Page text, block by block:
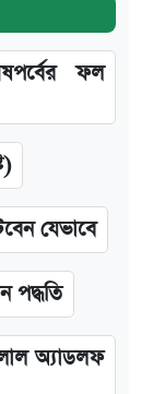
ফল
যেভাবে
পদ্ধতি
অ্যাডলফ